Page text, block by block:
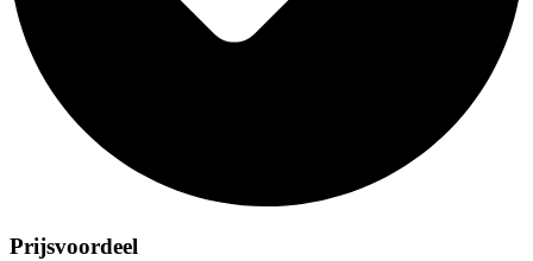
Prijsvoordeel